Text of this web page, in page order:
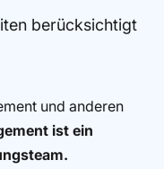
berücksichtigt
und anderen
ist ein